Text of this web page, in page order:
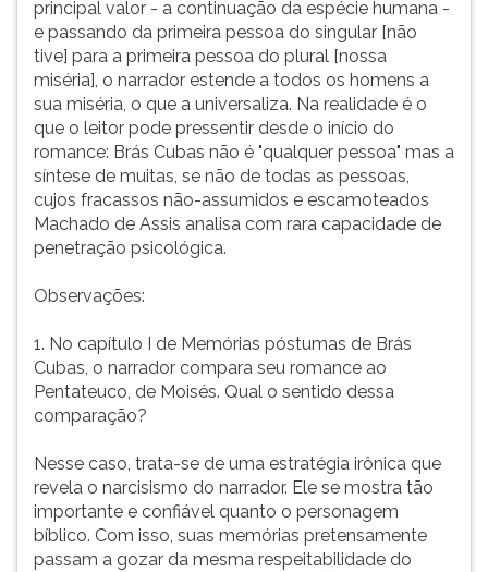
principal valor - a continuação da espécie humana -
e passando da primeira pessoa do singular [não
tive] para a primeira pessoa do plural [nossa
miséria], o narrador estende a todos os homens a
sua miséria, o que a universaliza. Na realidade é o
que o leitor pode pressentir desde o início do
romance: Brás Cubas não é "qualquer pessoa" mas a
síntese de muitas, se não de todas as pessoas,
cujos fracassos não-assumidos e escamoteados
Machado de Assis analisa com rara capacidade de
penetração psicológica.
Observações:
1. No capítulo I de Memórias póstumas de Brás
Cubas, o narrador compara seu romance ao
Pentateuco, de Moisés. Qual o sentido dessa
comparação?
Nesse caso, trata-se de uma estratégia irônica que
revela o narcisismo do narrador. Ele se mostra tão
importante e confiável quanto o personagem
bíblico. Com isso, suas memórias pretensamente
passam a gozar da mesma respeitabilidade do